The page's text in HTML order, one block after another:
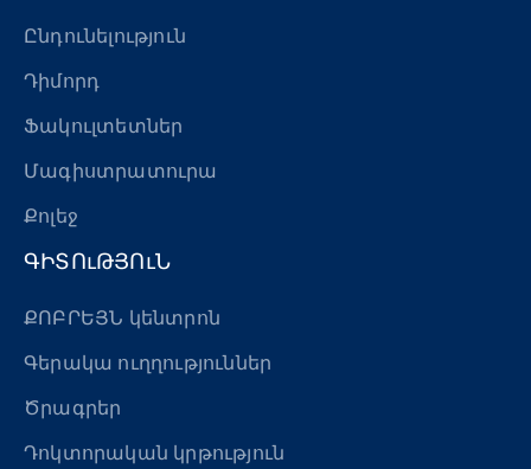
Ընդունելություն
Դիմորդ
Ֆակուլտետներ
Մագիստրատուրա
Քոլեջ
ԳԻՏՈւԹՅՈւՆ
ՔՈԲՐԵՅՆ կենտրոն
Գերակա ուղղություններ
Ծրագրեր
Դոկտորական կրթություն